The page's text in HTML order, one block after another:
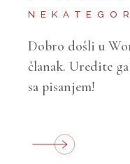
Dobro došli u
članak. Uredite
sa pisanjem!